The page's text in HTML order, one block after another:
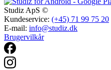
Studiz ApS ©
Kundeservice: (+45) 71 99 75 20
E-mail: info@studiz.dk
Brugervilkår